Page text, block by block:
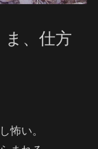
、仕方
怖い。